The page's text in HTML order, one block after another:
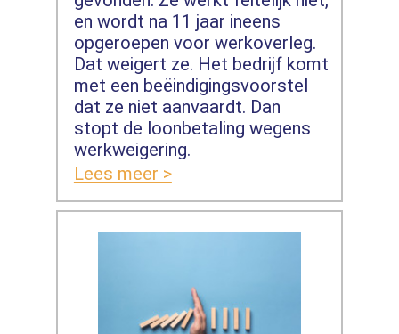
en wordt na 11 jaar ineens
opgeroepen voor werkoverleg.
Dat weigert ze. Het bedrijf komt
met een beëindigingsvoorstel
dat ze niet aanvaardt. Dan
stopt de loonbetaling wegens
werkweigering.
Lees meer >